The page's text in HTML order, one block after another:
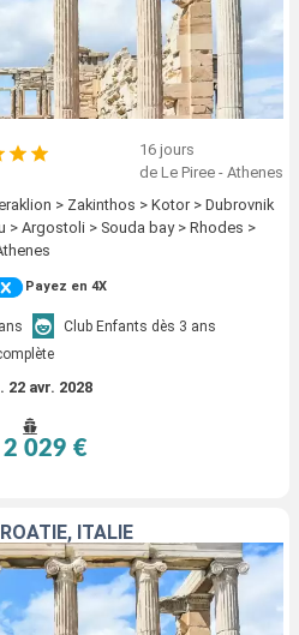
16 jours
de Le Piree - Athenes
> Zakinthos > Kotor > Dubrovnik
> Argostoli > Souda bay > Rhodes >
Payez en 4X
Club Enfants dès 3 ans
22 avr. 2028
2 029 €
ITALIE